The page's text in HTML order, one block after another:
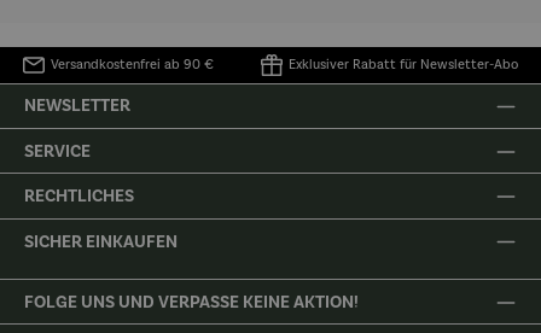
Versandkostenfrei ab 90 € Exklusiver Rabatt für Newsletter-Abo
NEWSLETTER
SERVICE
RECHTLICHES
SICHER EINKAUFEN
FOLGE UNS UND VERPASSE KEINE AKTION!